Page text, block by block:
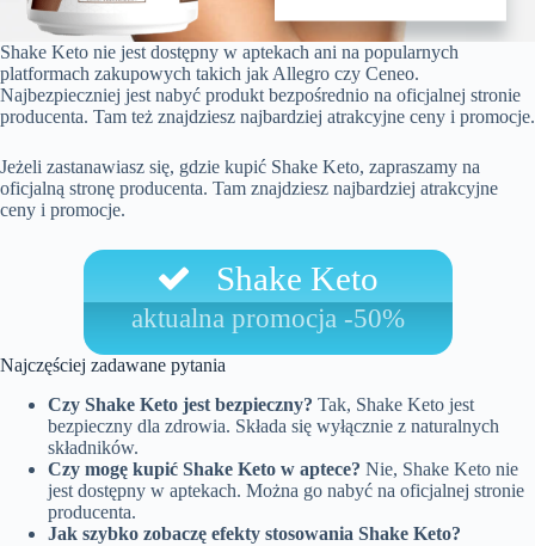
Shake Keto nie jest dostępny w aptekach ani na popularnych
platformach zakupowych takich jak Allegro czy Ceneo.
Najbezpieczniej jest nabyć produkt bezpośrednio na oficjalnej stronie
producenta. Tam też znajdziesz najbardziej atrakcyjne ceny i promocje.
Jeżeli zastanawiasz się, gdzie kupić Shake Keto, zapraszamy na
oficjalną stronę producenta. Tam znajdziesz najbardziej atrakcyjne
ceny i promocje.
Shake Keto
aktualna promocja -50%
Najczęściej zadawane pytania
Czy Shake Keto jest bezpieczny? Tak, Shake Keto jest
bezpieczny dla zdrowia. Składa się wyłącznie z naturalnych
składników.
Czy mogę kupić Shake Keto w aptece? Nie, Shake Keto nie
jest dostępny w aptekach. Można go nabyć na oficjalnej stronie
producenta.
Jak szybko zobaczę efekty stosowania Shake Keto?